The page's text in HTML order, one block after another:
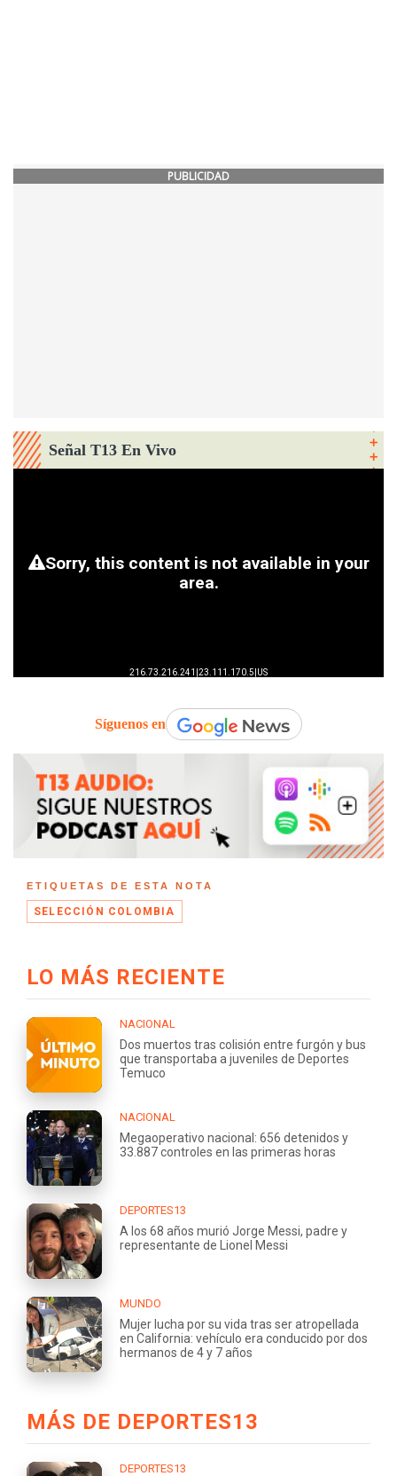
PUBLICIDAD
Señal T13 En Vivo
Síguenos en
ETIQUETAS DE ESTA NOTA
SELECCIÓN COLOMBIA
LO MÁS RECIENTE
NACIONAL
Dos muertos tras colisión entre furgón y bus
que transportaba a juveniles de Deportes
Temuco
NACIONAL
Megaoperativo nacional: 656 detenidos y
33.887 controles en las primeras horas
DEPORTES13
A los 68 años murió Jorge Messi, padre y
representante de Lionel Messi
MUNDO
Mujer lucha por su vida tras ser atropellada
en California: vehículo era conducido por dos
hermanos de 4 y 7 años
MÁS DE DEPORTES13
DEPORTES13